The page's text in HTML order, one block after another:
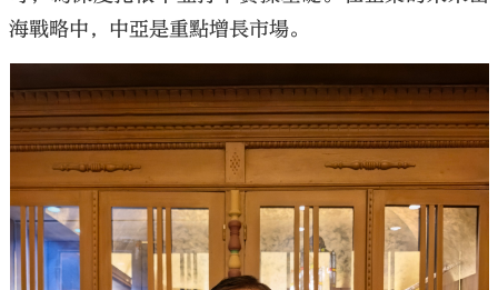
海戰略中，中亞是重點增長市場。